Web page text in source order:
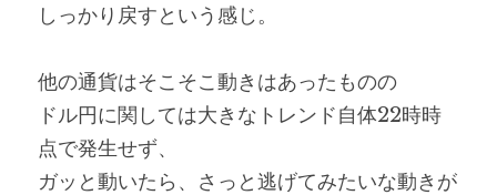
しっかり戻すという感じ。
他の通貨はそこそこ動きはあったものの
ドル円に関しては大きなトレンド自体22時時
点で発生せず、
ガッと動いたら、さっと逃げてみたいな動きが